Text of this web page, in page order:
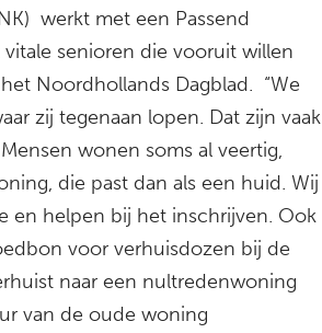
werkt met een Passend
senioren die vooruit willen
Noordhollands Dagblad. “We
zij tegenaan lopen. Dat zijn vaak
wonen soms al veertig,
die past dan als een huid. Wij
en helpen bij het inschrijven. Ook
voor verhuisdozen bij de
naar een nultredenwoning
van de oude woning